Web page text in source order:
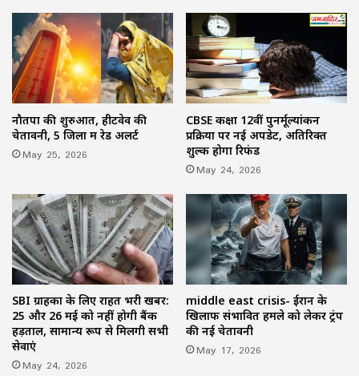
नौतपा की शुरुआत, हीटवेव की
चेतावनी, 5 जिलों में रेड अलर्ट
May 25, 2026
CBSE कक्षा 12वीं पुनर्मूल्यांकन
प्रक्रिया पर नई अपडेट, अतिरिक्त
शुल्क होगा रिफंड
May 24, 2026
SBI ग्राहकों के लिए राहत भरी खबर:
25 और 26 मई को नहीं होगी बैंक
हड़ताल, सामान्य रूप से मिलेंगी सभी
सेवाएं
May 24, 2026
middle east crisis- ईरान के
खिलाफ संभावित हमले को लेकर ट्रंप
की नई चेतावनी
May 17, 2026